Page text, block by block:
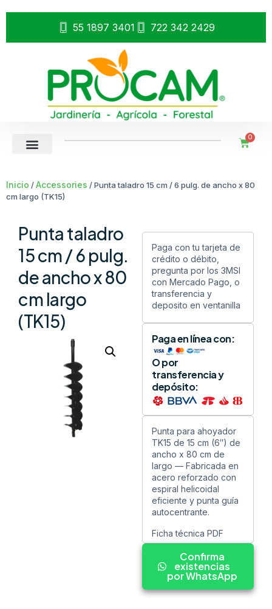
55 1897 3401 722 342 2429
0
Inicio /Accessories / Punta taladro 15 cm / 6 pulg. de ancho x 80
cm largo (TK15)
Punta taladro
15 cm / 6 pulg.
de ancho x 80
cm largo
(TK15)
Paga con tu tarjeta de
crédito o débito,
pregunta por los 3MSI
con Mercado Pago, o
transferencia y
deposito en ventanilla
Paga en línea con:
O por
transferencia y
depósito:
Punta para ahoyador
TK15 de 15 cm (6″) de
ancho x 80 cm de
largo — Fabricada en
acero reforzado con
espiral helicoidal
eficiente y punta guía
autocentrante.
Ficha técnica PDF
Confirma
existencias
por WhatsApp